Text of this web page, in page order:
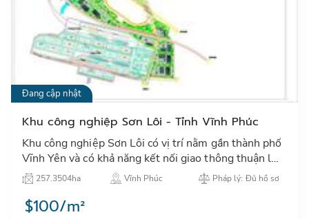
Đang cập nhật
Khu công nghiệp Sơn Lôi - Tỉnh Vĩnh Phúc
Khu công nghiệp Sơn Lôi có vị trí nằm gần thành phố
Vĩnh Yên và có khả năng kết nối giao thông thuận lợi.
…
257.3504ha Vĩnh Phúc Pháp lý: Đủ hồ sơ
$100/m²